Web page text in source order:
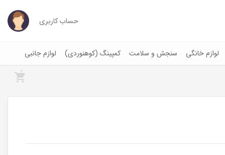
حساب کاربری
لوازم خانگی سنجش و سلامت کمپینگ (کوهنوردی) لوازم جانبی
0